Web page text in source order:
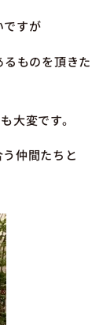
ですが
ものを頂きた
大変です。
仲間たちと